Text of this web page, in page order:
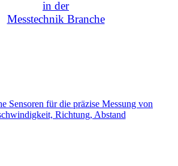
in der
Messtechnik Branche
Sensoren für die präzise Messung von
Richtung, Abstand